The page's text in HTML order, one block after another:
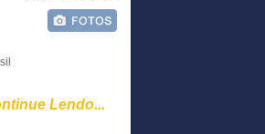
Lendo...